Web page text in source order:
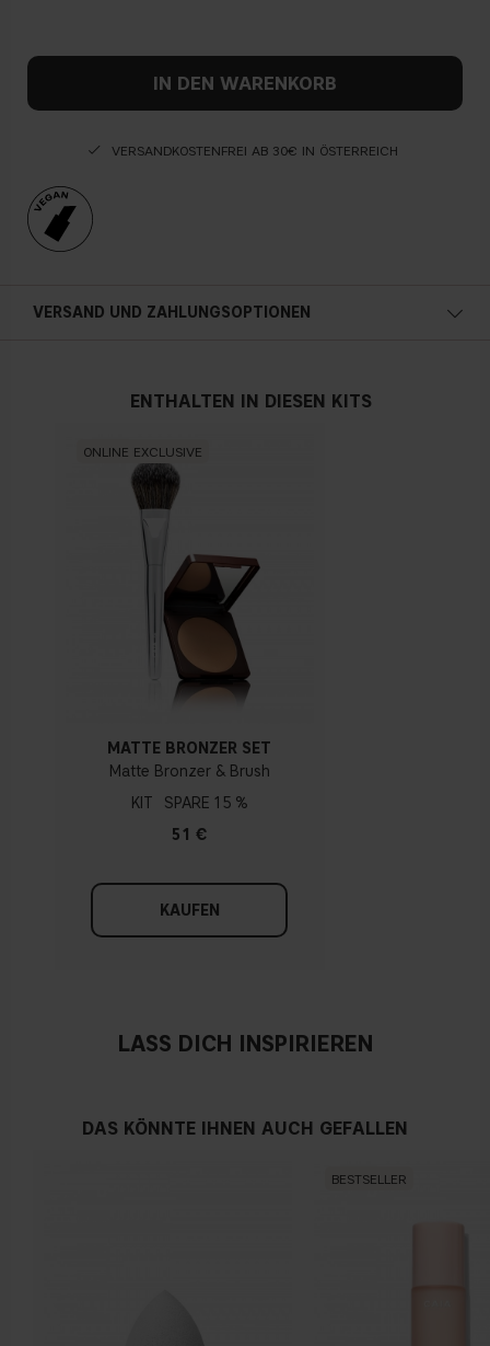
IN DEN WARENKORB
VERSANDKOSTENFREI AB 30€ IN ÖSTERREICH
VERSAND UND ZAHLUNGSOPTIONEN
ENTHALTEN IN DIESEN KITS
ONLINE EXCLUSIVE
MATTE BRONZER SET
Matte Bronzer & Brush
KIT
15 %
51 €
KAUFEN
LASS DICH INSPIRIEREN
DAS KÖNNTE IHNEN AUCH GEFALLEN
BESTSELLER